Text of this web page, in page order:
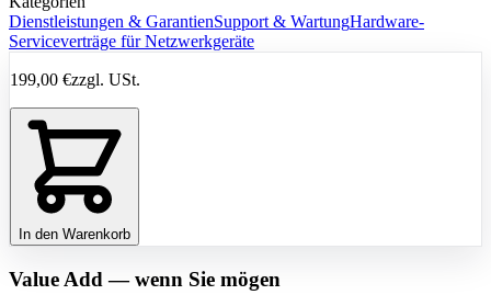
Dienstleistungen & GarantienSupport & WartungHardware-
Serviceverträge für Netzwerkgeräte
199,00 €zzgl. USt.
In den Warenkorb
Value Add — wenn Sie mögen